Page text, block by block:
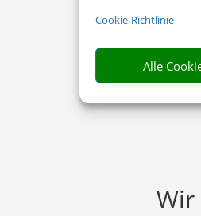
Cookie-Richtlinie
Alle
Wir